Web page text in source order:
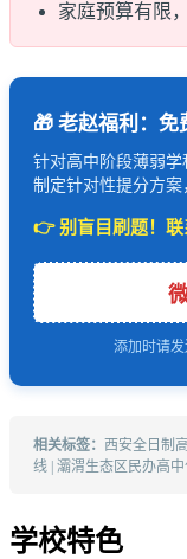
家庭预算有限
🎁 老赵福利：免
针对高中阶段薄弱学
制定针对性提分方案
👉 别盲目刷题！
添加时请
相关标签： 西安全日制
线 | 灞渭生态区民办高中
学校特色